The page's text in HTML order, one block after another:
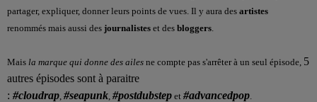
partager, expliquer, donner leurs points de vues. Il y aura des artistes
renommés mais aussi des journalistes et des bloggers
Mais la marque qui donne des ailes ne compte pas s'arrêter à un seul épisode, 5
autres épisodes sont à paraitre
: #cloudrap #seapunk #postdubstep et #advancedpop